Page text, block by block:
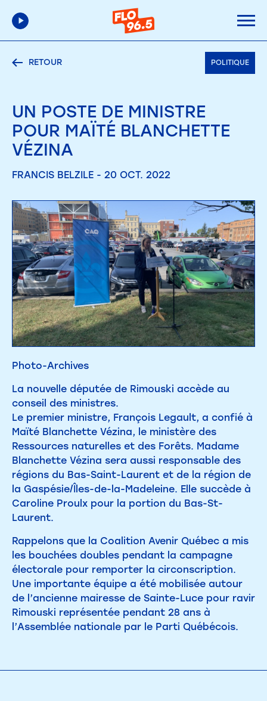
RETOUR POLITIQUE
UN POSTE DE MINISTRE
POUR MAÏTÉ BLANCHETTE
VÉZINA
FRANCIS BELZILE - 20 OCT. 2022
Photo-Archives
La nouvelle députée de Rimouski accède au
conseil des ministres.
Le premier ministre, François Legault, a confié à
Maïté Blanchette Vézina, le ministère des
Ressources naturelles et des Forêts. Madame
Blanchette Vézina sera aussi responsable des
régions du Bas-Saint-Laurent et de la région de
la Gaspésie/Îles-de-la-Madeleine. Elle succède à
Caroline Proulx pour la portion du Bas-St-
Laurent.
Rappelons que la Coalition Avenir Québec a mis
les bouchées doubles pendant la campagne
électorale pour remporter la circonscription.
Une importante équipe a été mobilisée autour
de l’ancienne mairesse de Sainte-Luce pour ravir
Rimouski représentée pendant 28 ans à
l’Assemblée nationale par le Parti Québécois.